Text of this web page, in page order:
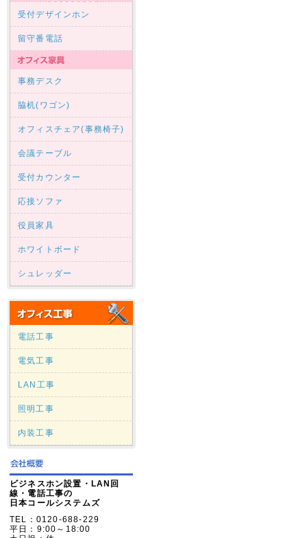
受付デザインホン
留守番電話
事務デスク
脇机(ワゴン)
オフィスチェア(事務椅子)
会議テーブル
受付カウンター
応接ソファ
役員家具
ホワイトボード
シュレッダー
電話工事
電気工事
LAN工事
照明工事
内装工事
ビジネスホン設置・LAN回
線・電話工事の
日本コールシステムズ
TEL：0120-688-229
平日：9:00～18:00